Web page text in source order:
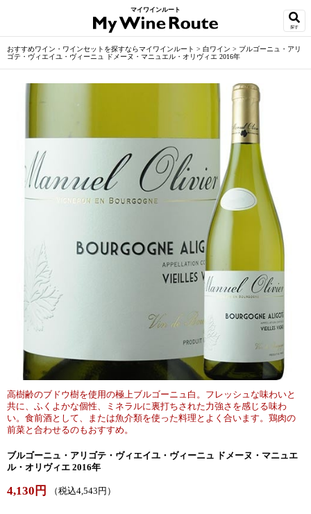
マイワインルート
探す
おすすめワイン・ワインセットを探すならマイワインルート > 白ワイン > ブルゴーニュ・アリ
ゴテ・ヴィエイユ・ヴィーニュ ドメーヌ・マニュエル・オリヴィエ 2016年
高樹齢のブドウ樹を使用の極上ブルゴーニュ白。フレッシュな味わいと
共に、ふくよかな個性、ミネラルに裏打ちされた力強さを感じる味わ
い。食前酒として、または魚介類を使った料理とよく合います。鶏肉の
前菜と合わせるのもおすすめ。
ブルゴーニュ・アリゴテ・ヴィエイユ・ヴィーニュ ドメーヌ・マニュエ
ル・オリヴィエ 2016年
4,130円 （税込4,543円）